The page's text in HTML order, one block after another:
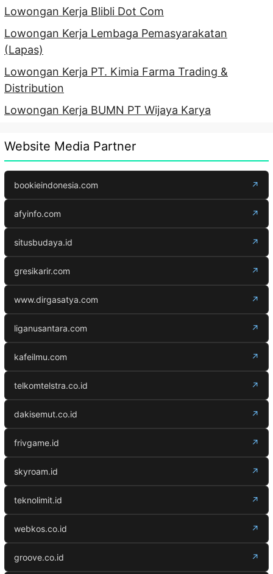
Lowongan Kerja Blibli Dot Com
Lowongan Kerja Lembaga Pemasyarakatan
(Lapas)
Lowongan Kerja PT. Kimia Farma Trading &
Distribution
Lowongan Kerja BUMN PT Wijaya Karya
Website Media Partner
bookieindonesia.com ↗
afyinfo.com ↗
situsbudaya.id ↗
gresikarir.com ↗
www.dirgasatya.com ↗
liganusantara.com ↗
kafeilmu.com ↗
telkomtelstra.co.id ↗
dakisemut.co.id ↗
frivgame.id ↗
skyroam.id ↗
teknolimit.id ↗
webkos.co.id ↗
groove.co.id ↗